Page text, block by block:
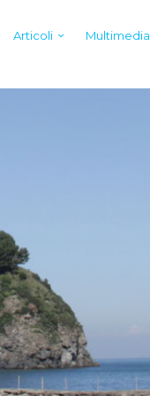
Articoli Multimedia